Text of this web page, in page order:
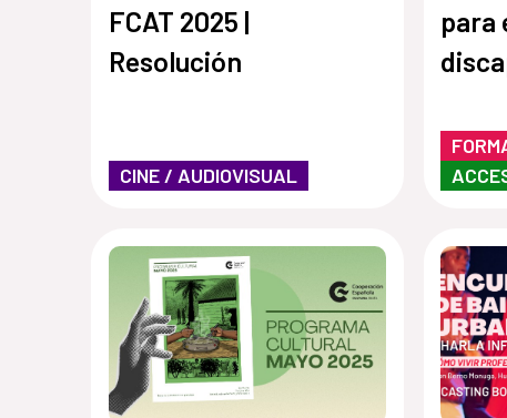
FCAT 2025 |
Resolución
CINE / AUDIOVISUAL
para